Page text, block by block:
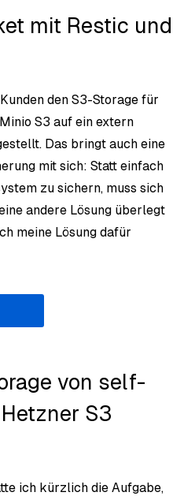
mit Restic und
den S3-Storage für
S3 auf ein extern
Das bringt auch eine
mit sich: Statt einfach
zu sichern, muss sich
andere Lösung überlegt
meine Lösung dafür
von self-
S3
ich kürzlich die Aufgabe,